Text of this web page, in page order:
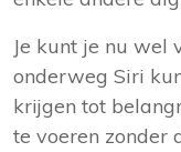
Je kunt je nu wel
onderweg Siri
krijgen tot
te voeren zonder